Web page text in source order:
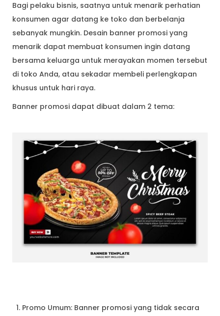
Bagi pelaku bisnis, saatnya untuk menarik perhatian
konsumen agar datang ke toko dan berbelanja
sebanyak mungkin. Desain banner promosi yang
menarik dapat membuat konsumen ingin datang
bersama keluarga untuk merayakan momen tersebut
di toko Anda, atau sekadar membeli perlengkapan
khusus untuk hari raya.
Banner promosi dapat dibuat dalam 2 tema:
Promo Umum: Banner promosi yang tidak secara